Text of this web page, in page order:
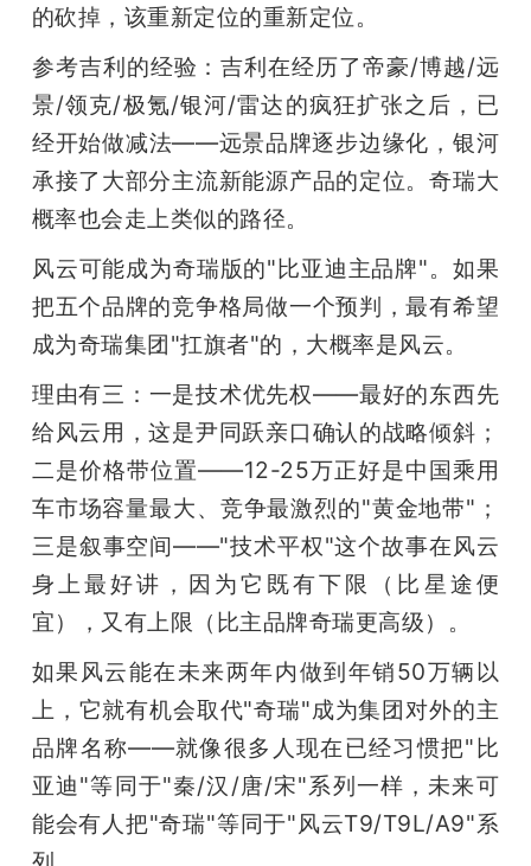
的砍掉，该重新定位的重新定位。
参考吉利的经验：吉利在经历了帝豪/博越/远
景/领克/极氪/银河/雷达的疯狂扩张之后，已
经开始做减法——远景品牌逐步边缘化，银河
承接了大部分主流新能源产品的定位。奇瑞大
概率也会走上类似的路径。
风云可能成为奇瑞版的"比亚迪主品牌"。如果
把五个品牌的竞争格局做一个预判，最有希望
成为奇瑞集团"扛旗者"的，大概率是风云。
理由有三：一是技术优先权——最好的东西先
给风云用，这是尹同跃亲口确认的战略倾斜；
二是价格带位置——12-25万正好是中国乘用
车市场容量最大、竞争最激烈的"黄金地带"；
三是叙事空间——"技术平权"这个故事在风云
身上最好讲，因为它既有下限（比星途便
宜），又有上限（比主品牌奇瑞更高级）。
如果风云能在未来两年内做到年销50万辆以
上，它就有机会取代"奇瑞"成为集团对外的主
品牌名称——就像很多人现在已经习惯把"比
亚迪"等同于"秦/汉/唐/宋"系列一样，未来可
能会有人把"奇瑞"等同于"风云T9/T9L/A9"系